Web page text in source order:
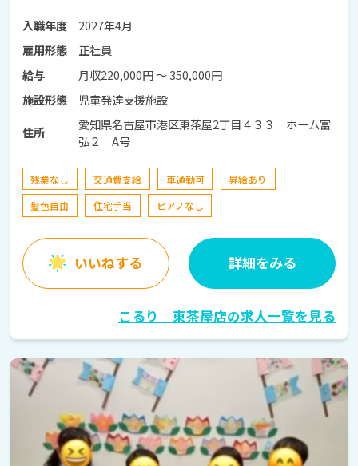
入職年度
2027年4月
雇用形態
正社員
給与
月収220,000円 〜 350,000円
施設形態
児童発達支援施設
住所
愛知県名古屋市港区東茶屋2丁目４３３ ホーム富
弘２ A号
残業なし 交通費支給 車通勤可
昇給あり
髪色自由
住宅手当 ピアノなし
いいねする 詳細をみる
こるり 東茶屋店の求人一覧を見る